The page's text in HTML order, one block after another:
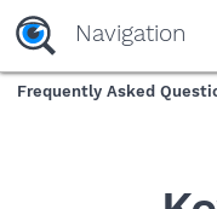
yaaaeag20
Navigation
Frequently Asked